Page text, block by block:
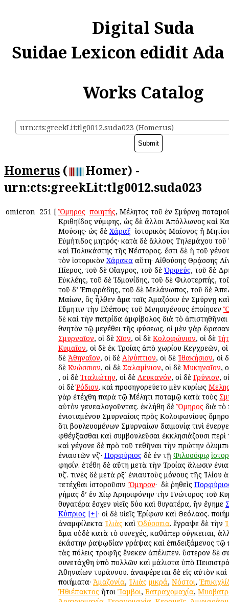
Digital Suda
Suidae Lexicon edidit
Works Catalog
urn:cts:greekLit:tlg0012.suda023 (Homerus)
Homerus (
Homer) -
urn:cts:greekLit:tlg0012.suda023
omicron 251 [ Ὅμηρος ποιητής, Μέλητος τοῦ ἐν Σμύρνῃ
Κριθηΐδος νύμφης, ὡς δὲ ἄλλοι Ἀπόλλωνος καὶ
Μούσης· ὡς δὲ Χάραξ ὁ ἱστορικὸς Μαίονος ἢ
Εὐμήτιδος μητρός· κατὰ δὲ ἄλλους Τηλεμάχου
καὶ Πολυκάστης τῆς Νέστορος. ἔστι δὲ ἡ τοῦ
τὸν ἱστορικὸν Χάρακα αὕτη· Αἰθούσης Θρᾴσσης
Πίερος, τοῦ δὲ Οἴαγρος, τοῦ δὲ Ὀρφεύς, τοῦ δὲ
Εὐκλέης, τοῦ δὲ Ἰδμονίδης, τοῦ δὲ Φιλοτερπής,
τοῦ δ’ Ἐπιφράδης, τοῦ δὲ Μελάνωπος, τοῦ δὲ
Μαίων, ὃς ἦλθεν ἅμα ταῖς Ἀμαζόσιν ἐν Σμύρνῃ
Εὔμητιν τὴν Εὐέπους τοῦ Μνησιγένους ἐποίησεν
δὲ καὶ τὴν πατρίδα ἀμφίβολος διὰ τὸ ἀπιστηθῆναι
θνητὸν τῷ μεγέθει τῆς φύσεως. οἱ μὲν γὰρ
Σμυρναῖον, οἱ δὲ Χῖον, οἱ δὲ Κολοφώνιον, οἱ δὲ
Κυμαῖον, οἱ δὲ ἐκ Τροίας ἀπὸ χωρίου Κεγχρεῶν,
δὲ Ἀθηναῖον, οἱ δὲ Αἰγύπτιον, οἱ δὲ Ἰθακήσιον, οἱ
δὲ Κνώσσιον, οἱ δὲ Σαλαμίνιον, οἱ δὲ Μυκηναῖον,
, οἱ δὲ Ἰταλιώτην, οἱ δὲ Λευκανόν, οἱ δὲ Γρύνιον,
οἱ δὲῬόδιον. καὶ προσηγορεύετο μὲν κυρίως
γὰρ ἐτέχθη παρὰ τῷ Μέλητι ποταμῷ κατὰ τοὺς
αὐτὸν γενεαλογοῦντας. ἐκλήθη δὲ Ὅμηρος διὰ
ἐνισταμένου Σμυρναίοις πρὸς Κολοφωνίους
ὅτι βουλευομένων Σμυρναίων δαιμονίᾳ τινὶ
φθέγξασθαι καὶ συμβουλεῦσαι ἐκκλησιάζουσι
καὶ γέγονε δὲ πρὸ τοῦ τεθῆναι τὴν πρώτην
ἐνιαυτῶν νζʹ· Πορφύριος δὲ ἐν τῇ Φιλοσόφῳ
φησίν. ἐτέθη δὲ αὕτη μετὰ τὴν Τροίας ἅλωσιν
υζʹ. τινὲς δὲ μετὰ ρξʹ ἐνιαυτοὺς μόνους τῆς Ἰλίου
τετέχθαι ἱστοροῦσιν Ὅμηρον· ὁ δὲ ῥηθεὶς
γήμας δ’ ἐν Χίῳ Ἀρησιφόνην τὴν Γνώτορος τοῦ
θυγατέρα ἔσχεν υἱεῖς δύο καὶ θυγατέρα, ἣν ἔγημε
Κύπριος [+]· οἱ δὲ υἱεῖς Ἐρίφων καὶ Θεόλαος.
ἀναμφίλεκτα Ἰλιὰς καὶ Ὀδύσσεια. ἔγραψε δὲ τὴν
ἅμα οὐδὲ κατὰ τὸ συνεχές, καθάπερ σύγκειται,
ἑκάστην ῥαψῳδίαν γράψας καὶ ἐπιδειξάμενος τῷ
τὰς πόλεις τροφῆς ἕνεκεν ἀπέλιπεν. ὕστερον δὲ
συνετάχθη ὑπὸ πολλῶν καὶ μάλιστα ὑπὸ
Ἀθηναίων τυράννου. ἀναφέρεται δὲ εἰς αὐτὸν
ποιήματα· Ἀμαζονία, Ἰλιὰς μικρά, Νόστοι,
Ἠθιέπακτος ἤτοι Ἴαμβοι, Βατραχομαχία,